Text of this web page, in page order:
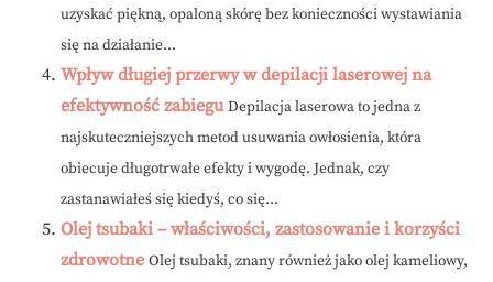
uzyskać piękną, opaloną skórę bez konieczności wystawiania
się na działanie...
Wpływ długiej przerwy w depilacji laserowej na
efektywność zabiegu Depilacja laserowa to jedna z
najskuteczniejszych metod usuwania owłosienia, która
obiecuje długotrwałe efekty i wygodę. Jednak, czy
zastanawiałeś się kiedyś, co się...
Olej tsubaki – właściwości, zastosowanie i korzyści
zdrowotne Olej tsubaki, znany również jako olej kameliowy,